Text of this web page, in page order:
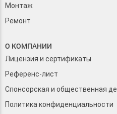
Монтаж
Ремонт
О КОМПАНИИ
Лицензия и сертификаты
Референс-лист
Спонсорская и общественная
Политика конфиденциальности